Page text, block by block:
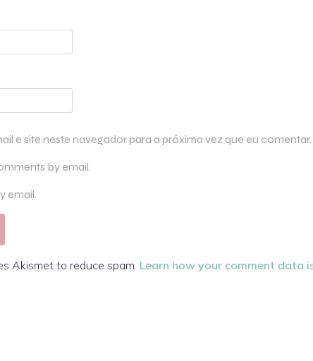
e site neste navegador para a próxima vez que eu comentar.
by email.
email.
Akismet to reduce spam. Learn how your comment data